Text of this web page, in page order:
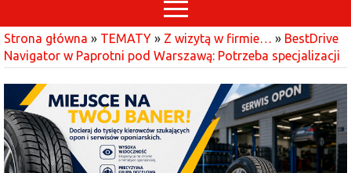
Strona główna » TEMATY » Z wizytą w firmie… » BestDrive
Navigator w Paprotni pod Warszawą: Potrzeba specjalizacji